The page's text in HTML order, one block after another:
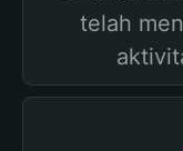
telah